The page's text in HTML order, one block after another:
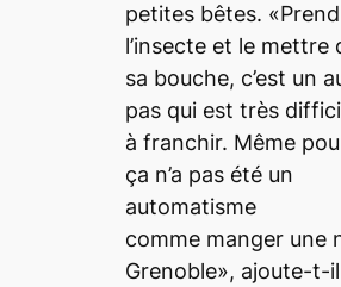
petites bêtes.
l’insecte et le mettre
sa bouche, c’est un
pas qui est très
à franchir. Même
ça n’a pas été un
automatisme
comme manger une
Grenoble», ajoute-t-